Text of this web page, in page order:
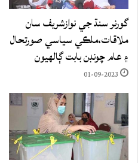
گورنر سنڌ جي نوازشريف سان
ملاقات،ملڪي سياسي صورتحال
۽ عام چونڊن بابت ڳالهيون
01-09-2023